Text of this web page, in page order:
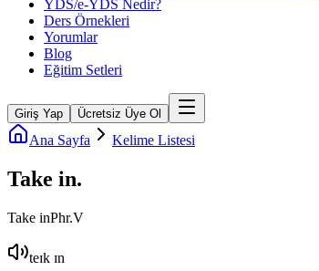
YDS/e-YDS Nedir?
Ders Örnekleri
Yorumlar
Blog
Eğitim Setleri
Giriş Yap Ücretsiz Üye Ol
Ana Sayfa Kelime Listesi
Take in.
Take inPhr.V
teɪk ɪn